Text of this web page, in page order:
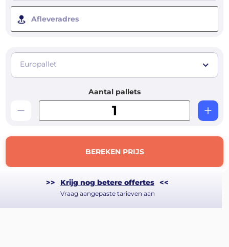
Afleveradres
Europallet
Aantal pallets
BEREKEN PRIJS
>> Krijg nog betere offertes <<
Vraag aangepaste tarieven aan